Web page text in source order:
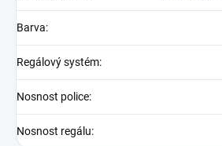
Barva:
Regálový systém:
Nosnost police:
Nosnost regálu: